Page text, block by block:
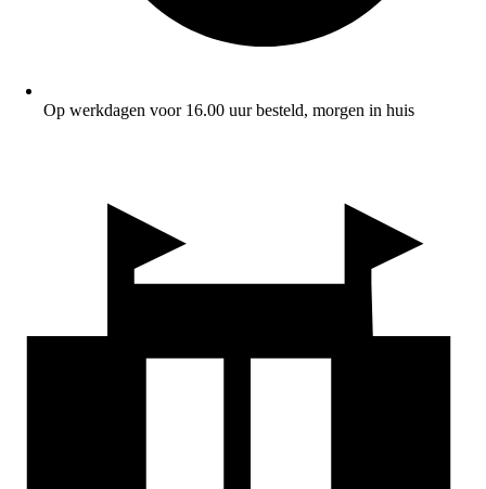
Op werkdagen voor 16.00 uur besteld, morgen in huis